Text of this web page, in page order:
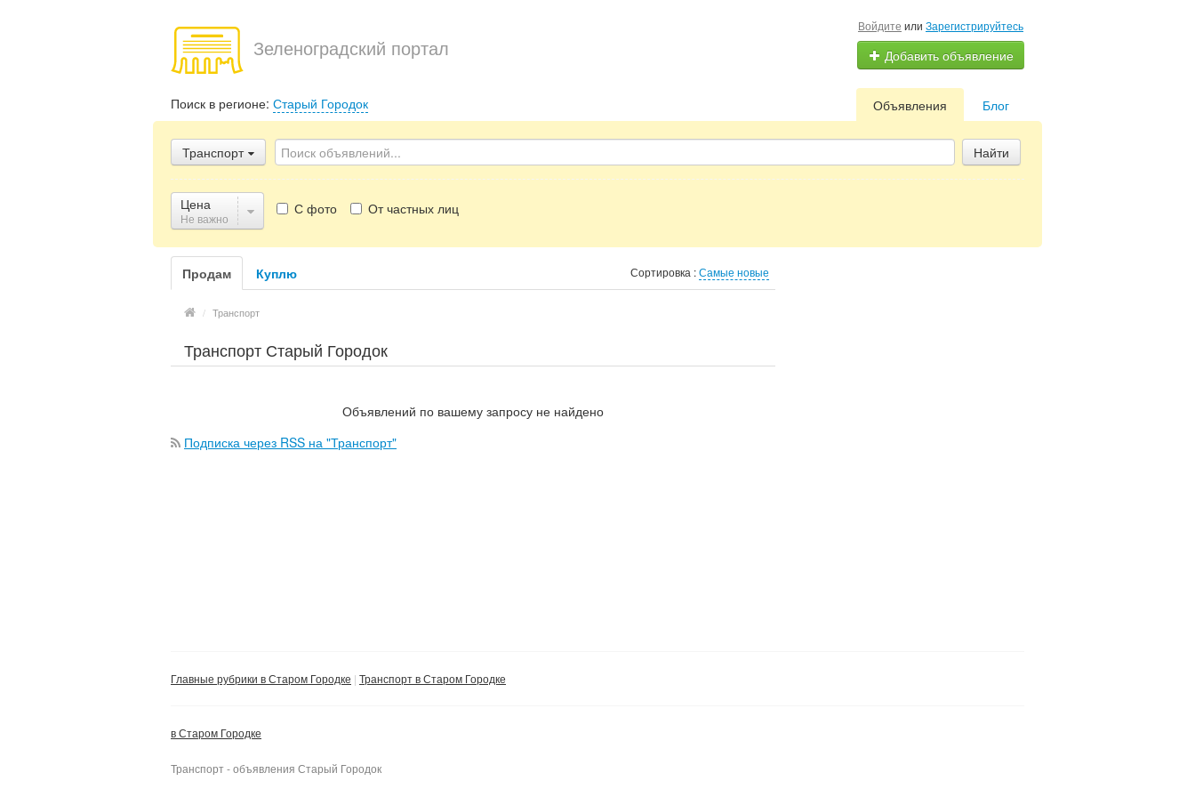
Зеленоградский портал
Войдите или Зарегистрируйтесь
Добавить объявление
Поиск в регионе: Старый Городок Блог
Объявления
Транспорт Найти
Цена
Не важно
С фото От частных лиц
Продам Куплю Сортировка :Самые новые
/ Транспорт
Транспорт Старый Городок
Объявлений по вашему запросу не найдено
Подписка через RSS на "Транспорт"
Главные рубрики в Старом Городке Транспорт в Старом Городке
в Старом Городке
Транспорт - объявления Старый Городок